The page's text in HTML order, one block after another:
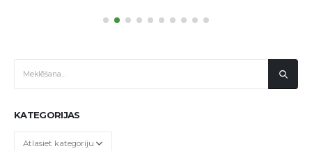
KATEGORIJAS
Kategorijas